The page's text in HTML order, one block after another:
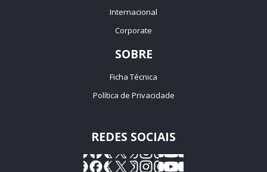
Internacional
Corporate
SOBRE
Ficha Técnica
Política de Privacidade
REDES SOCIAIS